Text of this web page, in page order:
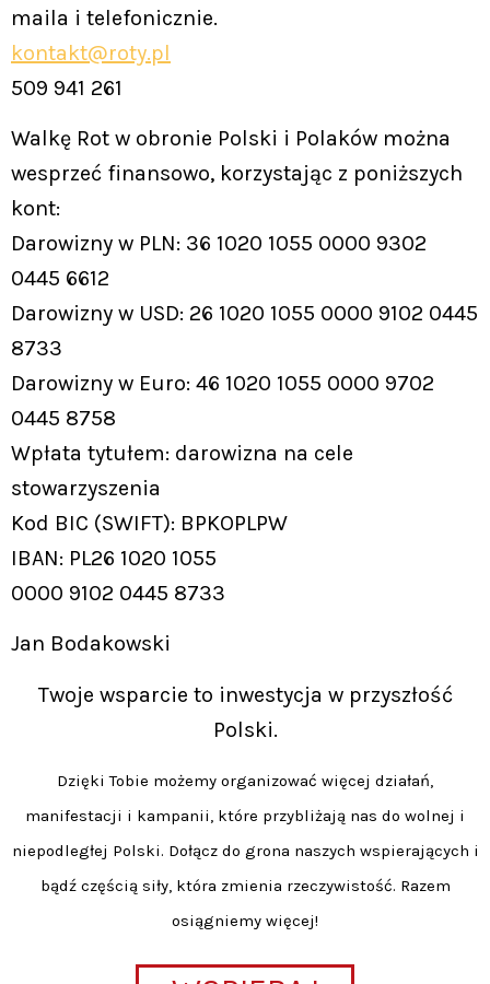
maila i telefonicznie.
kontakt@roty.pl
509 941 261
Walkę Rot w obronie Polski i Polaków można
wesprzeć finansowo, korzystając z poniższych
kont:
Darowizny w PLN: 36 1020 1055 0000 9302
0445 6612
Darowizny w USD: 26 1020 1055 0000 9102 0445
8733
Darowizny w Euro: 46 1020 1055 0000 9702
0445 8758
Wpłata tytułem: darowizna na cele
stowarzyszenia
Kod BIC (SWIFT): BPKOPLPW
IBAN: PL26 1020 1055
0000 9102 0445 8733
Jan Bodakowski
Twoje wsparcie to inwestycja w przyszłość
Polski.
Dzięki Tobie możemy organizować więcej działań,
manifestacji i kampanii, które przybliżają nas do wolnej i
niepodległej Polski. Dołącz do grona naszych wspierających i
bądź częścią siły, która zmienia rzeczywistość. Razem
osiągniemy więcej!